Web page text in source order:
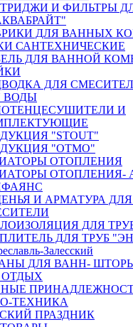
И ФИЛЬТРЫ
ДЛЯ ВАННЫХ
САНТЕХНИЧЕСКИЕ
ДЛЯ ВАННОЙ
ДЛЯ
ВОДЫ
И
"STOUT"
"ОТМО"
ОТОПЛЕНИЯ
ОТОПЛЕНИЯ-
И АРМАТУРА
ДЛЯ
ДЛЯ ТРУБ
Залесский
ДЛЯ ВАНН-
ОТДЫХ
ТЕХНИКА
ПРАЗДНИК